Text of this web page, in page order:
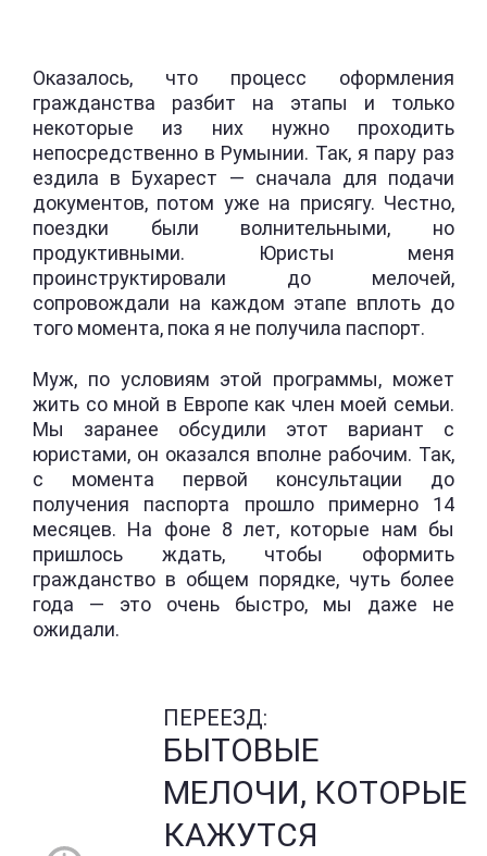
Оказалось, что процесс оформления
гражданства разбит на этапы и только
некоторые из них нужно проходить
непосредственно в Румынии. Так, я пару раз
ездила в Бухарест — сначала для подачи
документов, потом уже на присягу. Честно,
поездки были волнительными, но
продуктивными. Юристы меня
проинструктировали до мелочей,
сопровождали на каждом этапе вплоть до
того момента, пока я не получила паспорт.
Муж, по условиям этой программы, может
жить со мной в Европе как член моей семьи.
Мы заранее обсудили этот вариант с
юристами, он оказался вполне рабочим. Так,
с момента первой консультации до
получения паспорта прошло примерно 14
месяцев. На фоне 8 лет, которые нам бы
пришлось ждать, чтобы оформить
гражданство в общем порядке, чуть более
года — это очень быстро, мы даже не
ожидали.
ПЕРЕЕЗД:
БЫТОВЫЕ
МЕЛОЧИ, КОТОРЫЕ
КАЖУТСЯ